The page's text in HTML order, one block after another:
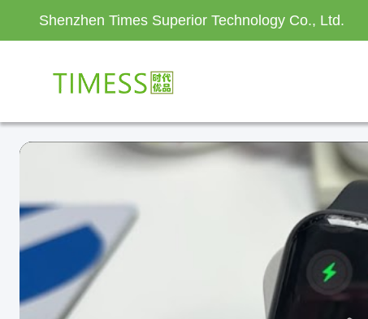
Shenzhen Times Superior Technology Co., Ltd.